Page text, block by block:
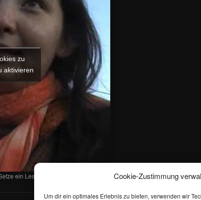
Cookie-Zustimmung
Um dir ein optimales Erlebnis zu bieten, verwenden wir
zu
aktivieren
ein Lesezeichen für den